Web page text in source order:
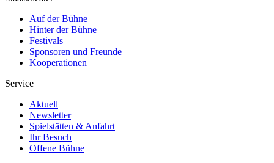
Auf der Bühne
Hinter der Bühne
Festivals
Sponsoren und Freunde
Kooperationen
Service
Aktuell
Newsletter
Spielstätten & Anfahrt
Ihr Besuch
Offene Bühne